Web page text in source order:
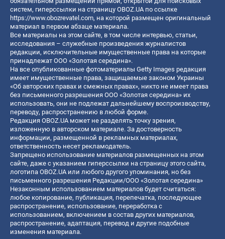
систем, гиперссылки на страницу OBOZ.UA по ссылке
https://www.obozrevatel.com, на которой размещен оригинальный
материал в первом абзаце материала.
Все материалы на этом сайте, в том числе интервью, статьи,
исследования – служебные произведения журналистов
редакции, исключительные имущественные права на которые
принадлежат ООО «Золотая середина».
На все опубликованные фотоматериалы Getty Images редакция
имеет имущественные права, защищаемые законом Украины
«Об авторских правах и смежных правах», никто не имеет права
без письменного разрешения ООО «Золотая середина» их
использовать, они не подлежат дальнейшему воспроизводству,
переводу, распространению в любой форме.
Редакция OBOZ.UA может не разделять точку зрения,
изложенную в авторском материале. За достоверность
информации, размещенной в рекламных материалах,
ответственность несет рекламодатель.
Запрещено использование материалов размещенных на этом
сайте, даже с указанием гиперссылки на страницу этого сайта,
логотипа OBOZ.UA или любого другого упоминания, но без
письменного разрешения Редакции/ООО «Золотая середина»
Незаконным использованием материалов будет считаться:
любое копирование, публикация, перепечатка, последующее
распространение, использование, переработка с
использованием, включением в состав других материалов,
распространение, адаптация, перевод и другие подобные
изменения материала.